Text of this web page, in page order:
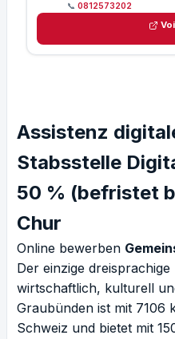
📞 0812573202
Assistenz
Stabsstelle
50 % (befristet
Chur
Online bewerben
Der einzige
wirtschaftlich, kulturell
Graubünden ist mit 7106
Schweiz und bietet mit